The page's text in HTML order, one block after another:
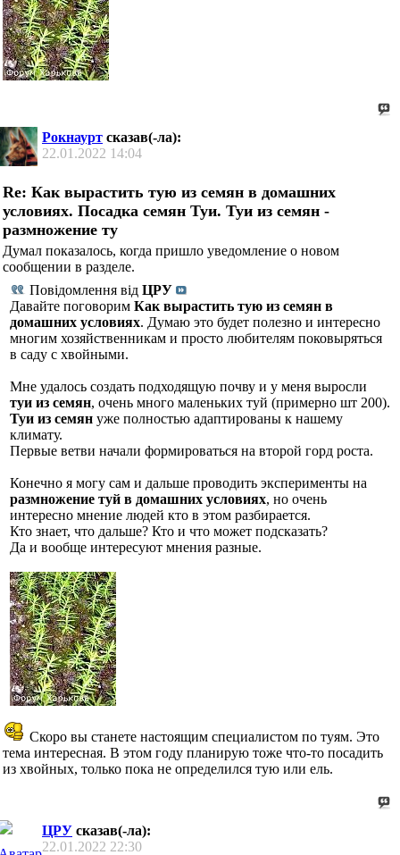
Рокнаурт сказав(-ла):
22.01.2022 14:04
Re: Как вырастить тую из семян в домашних
условиях. Посадка семян Туи. Туи из семян -
размножение ту
Думал показалось, когда пришло уведомление о новом
сообщении в разделе.
Повідомлення від ЦРУ
Давайте поговорим Как вырастить тую из семян в
домашних условиях. Думаю это будет полезно и интересно
многим хозяйственникам и просто любителям поковыряться
в саду с хвойными.
Мне удалось создать подходящую почву и у меня выросли
туи из семян, очень много маленьких туй (примерно шт 200).
Туи из семян уже полностью адаптированы к нашему
климату.
Первые ветви начали формироваться на второй горд роста.
Конечно я могу сам и дальше проводить эксперименты на
размножение туй в домашних условиях, но очень
интересно мнение людей кто в этом разбирается.
Кто знает, что дальше? Кто и что может подсказать?
Да и вообще интересуют мнения разные.
Скоро вы станете настоящим специалистом по туям. Это
тема интересная. В этом году планирую тоже что-то посадить
из хвойных, только пока не определился тую или ель.
ЦРУ сказав(-ла):
22.01.2022 22:30